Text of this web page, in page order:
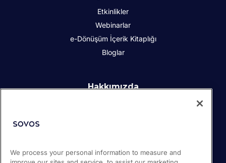
Etkinlikler
Webinarlar
e-Dönüşüm İçerik Kitaplığı
Bloglar
Hakkımızda
Kariyer
We process your personal information to measure and